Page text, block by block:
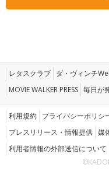
レタスクラブ ダ・ヴィンチ
MOVIE WALKER PRESS 毎日が
利用規約 プライバシーポリシ
プレスリリース・情報提供 媒
利用者情報の外部送信について